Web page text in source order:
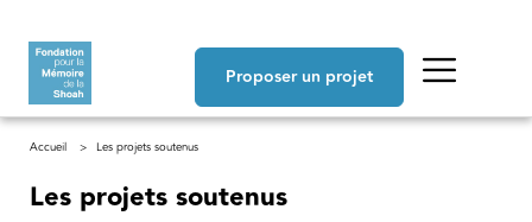
Proposer un projet
Fil d'Ariane
Accueil Les projets soutenus
Les projets soutenus